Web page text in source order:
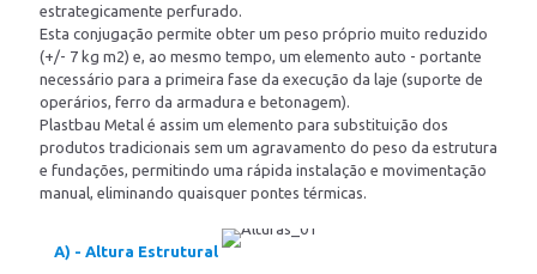
estrategicamente perfurado.
Esta conjugação permite obter um peso próprio muito reduzido
(+/- 7 kg m2) e, ao mesmo tempo, um elemento auto - portante
necessário para a primeira fase da execução da laje (suporte de
operários, ferro da armadura e betonagem).
Plastbau Metal é assim um elemento para substituição dos
produtos tradicionais sem um agravamento do peso da estrutura
e fundações, permitindo uma rápida instalação e movimentação
manual, eliminando quaisquer pontes térmicas.
A) - Altura Estrutural